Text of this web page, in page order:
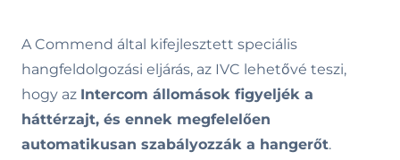
A Commend által kifejlesztett speciális
hangfeldolgozási eljárás, az IVC lehetővé teszi,
hogy az Intercom állomások figyeljék a
háttérzajt, és ennek megfelelően
automatikusan szabályozzák a hangerőt.